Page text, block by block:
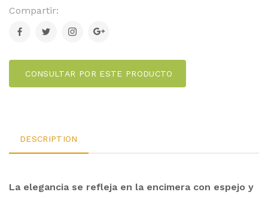
Compartir:
CONSULTAR POR ESTE PRODUCTO
DESCRIPTION
La elegancia se refleja en la encimera con espejo y